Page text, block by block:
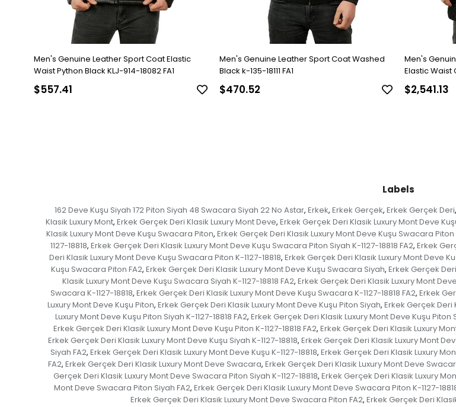
Men's Genuine Leather Sport Coat Elastic
Waist Python Black KLJ-914-18082 FA1
$557.41
Men's Genuine Leather Sport Coat Washed
Black k-135-18111 FA1
$470.52
Men's
Elastic
Black KLJ-
$2,541.13
Labels
162 Deve Kuşu Siyah 172 Piton Siyah 48 Swacara Siyah 22 No Astar, Erkek, Erkek Gerçek, Erkek Gerçek Deri,
Klasik Luxury Mont, Erkek Gerçek Deri Klasik Luxury Mont Deve, Erkek Gerçek Deri Klasik Luxury Mont Deve
Klasik Luxury Mont Deve Kuşu Swacara Piton, Erkek Gerçek Deri Klasik Luxury Mont Deve Kuşu Swacara Piton
1127-18818, Erkek Gerçek Deri Klasik Luxury Mont Deve Kuşu Swacara Piton Siyah K-1127-18818 FA2, Erkek
Deri Klasik Luxury Mont Deve Kuşu Swacara Piton K-1127-18818, Erkek Gerçek Deri Klasik Luxury Mont Deve
Kuşu Swacara Piton FA2, Erkek Gerçek Deri Klasik Luxury Mont Deve Kuşu Swacara Siyah, Erkek Gerçek
Klasik Luxury Mont Deve Kuşu Swacara Siyah K-1127-18818 FA2, Erkek Gerçek Deri Klasik Luxury Mont
Swacara K-1127-18818, Erkek Gerçek Deri Klasik Luxury Mont Deve Kuşu Swacara K-1127-18818 FA2, Erkek
Luxury Mont Deve Kuşu Piton, Erkek Gerçek Deri Klasik Luxury Mont Deve Kuşu Piton Siyah, Erkek Gerçek Deri
Luxury Mont Deve Kuşu Piton Siyah K-1127-18818 FA2, Erkek Gerçek Deri Klasik Luxury Mont Deve Kuşu Piton
Erkek Gerçek Deri Klasik Luxury Mont Deve Kuşu Piton K-1127-18818 FA2, Erkek Gerçek Deri Klasik Luxury
Erkek Gerçek Deri Klasik Luxury Mont Deve Kuşu Siyah K-1127-18818, Erkek Gerçek Deri Klasik Luxury Mont
Siyah FA2, Erkek Gerçek Deri Klasik Luxury Mont Deve Kuşu K-1127-18818, Erkek Gerçek Deri Klasik Luxury
FA2, Erkek Gerçek Deri Klasik Luxury Mont Deve Swacara, Erkek Gerçek Deri Klasik Luxury Mont Deve
Gerçek Deri Klasik Luxury Mont Deve Swacara Piton Siyah K-1127-18818, Erkek Gerçek Deri Klasik Luxury
Mont Deve Swacara Piton Siyah FA2, Erkek Gerçek Deri Klasik Luxury Mont Deve Swacara Piton K-1127-
Erkek Gerçek Deri Klasik Luxury Mont Deve Swacara Piton FA2, Erkek Gerçek Deri